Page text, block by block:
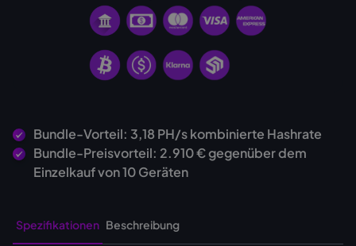
Bundle-Vorteil: 3,18 PH/s kombinierte Hashrate
Bundle-Preisvorteil: 2.910 € gegenüber dem
Einzelkauf von 10 Geräten
Spezifikationen Beschreibung